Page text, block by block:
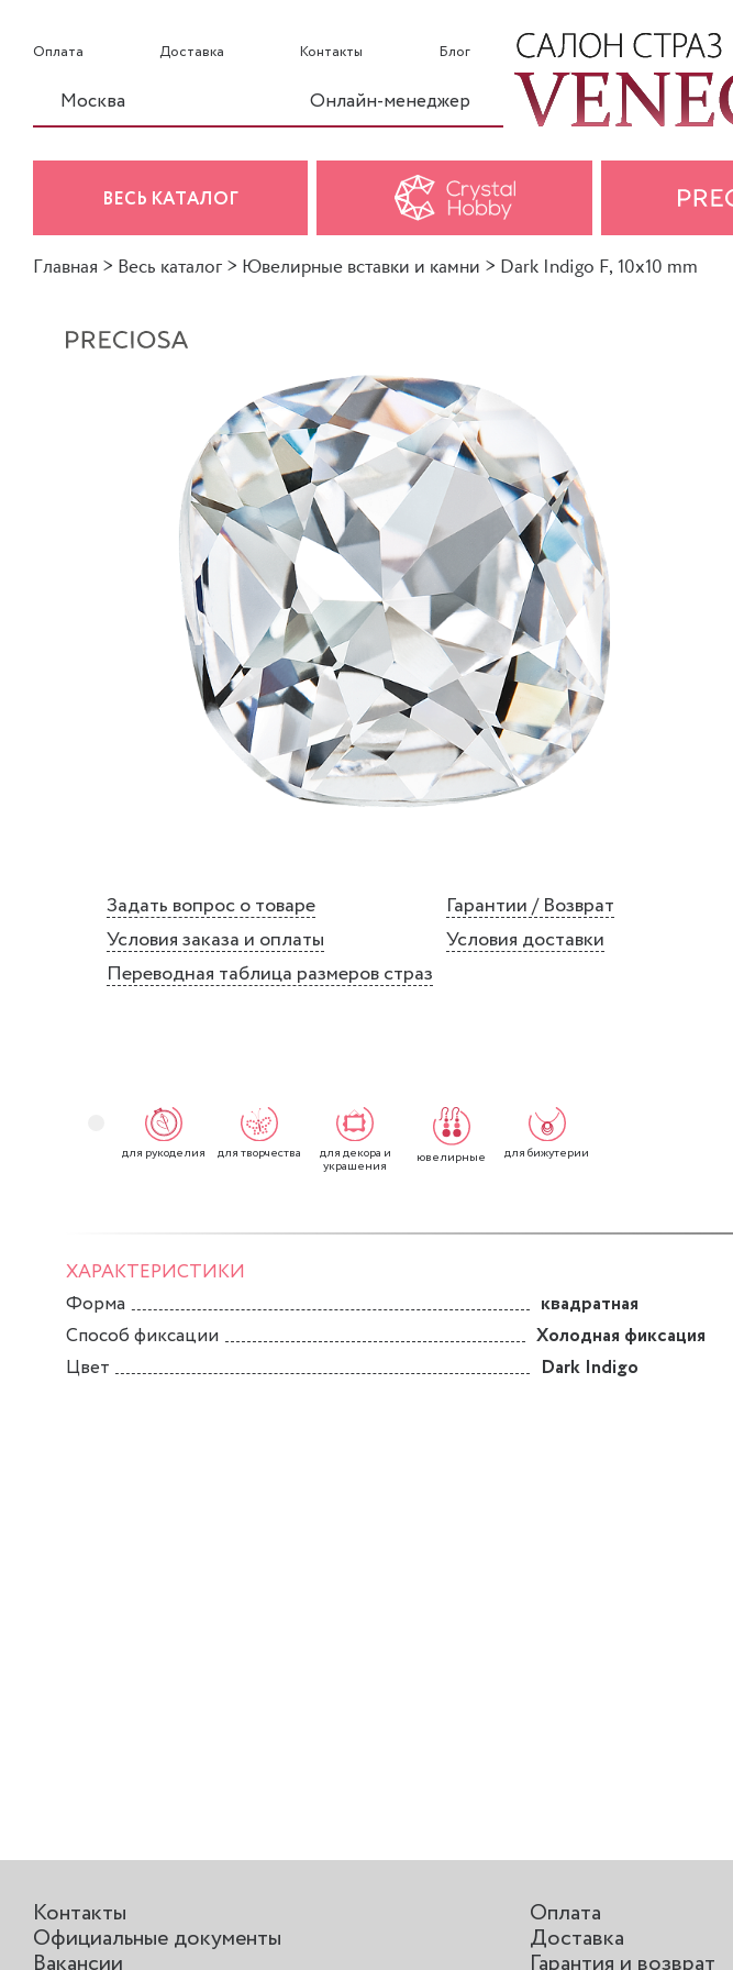
Оплата Доставка Контакты Блог
Москва Онлайн-менеджер
ВЕСЬ КАТАЛОГ
Главная > Весь каталог > Ювелирные вставки и камни > Dark Indigo F, 10x10 mm
Задать вопрос о товаре
Гарантии / Возврат
Условия заказа и оплаты
Условия доставки
Переводная таблица размеров страз
для рукоделия для творчества для декора и
украшения
ювелирные для бижутерии
ХАРАКТЕРИСТИКИ
Форма
квадратная
Способ фиксации
Холодная фиксация
Цвет
Dark Indigo
Контакты
Официальные документы
Оплата
Доставка